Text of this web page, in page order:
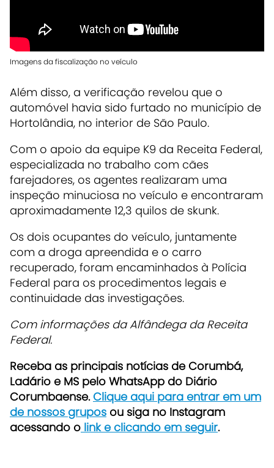
Imagens da fiscalização no veículo
Além disso, a verificação revelou que o
automóvel havia sido furtado no município de
Hortolândia, no interior de São Paulo.
Com o apoio da equipe K9 da Receita Federal,
especializada no trabalho com cães
farejadores, os agentes realizaram uma
inspeção minuciosa no veículo e encontraram
aproximadamente 12,3 quilos de skunk.
Os dois ocupantes do veículo, juntamente
com a droga apreendida e o carro
recuperado, foram encaminhados à Polícia
Federal para os procedimentos legais e
continuidade das investigações.
Com informações da Alfândega da Receita
Federal.
Receba as principais notícias de Corumbá,
Ladário e MS pelo WhatsApp do Diário
Corumbaense.Clique aqui para entrar em um
de nossos grupos ou siga no Instagram
acessando o link e clicando em seguir.